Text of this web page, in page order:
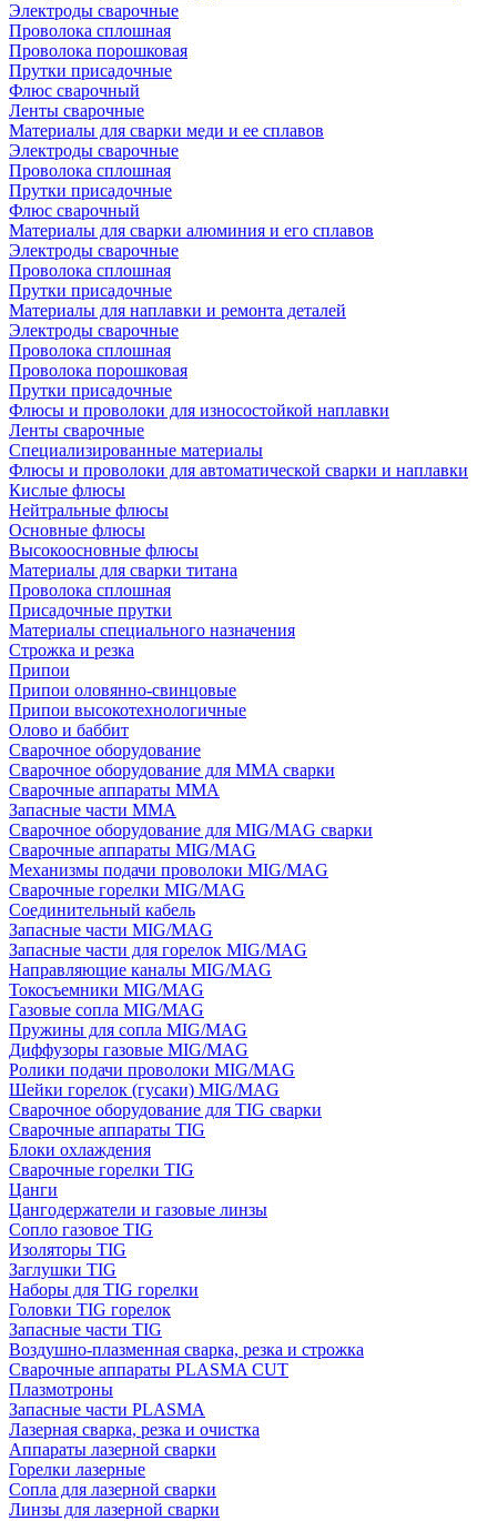
Электроды сварочные
Проволока сплошная
Проволока порошковая
Прутки присадочные
Флюс сварочный
Ленты сварочные
Материалы для сварки меди и ее сплавов
Электроды сварочные
Проволока сплошная
Прутки присадочные
Флюс сварочный
Материалы для сварки алюминия и его сплавов
Электроды сварочные
Проволока сплошная
Прутки присадочные
Материалы для наплавки и ремонта деталей
Электроды сварочные
Проволока сплошная
Проволока порошковая
Прутки присадочные
Флюсы и проволоки для износостойкой наплавки
Ленты сварочные
Специализированные материалы
Флюсы и проволоки для автоматической сварки и наплавки
Кислые флюсы
Нейтральные флюсы
Основные флюсы
Высокоосновные флюсы
Материалы для сварки титана
Проволока сплошная
Присадочные прутки
Материалы специального назначения
Строжка и резка
Припои
Припои оловянно-свинцовые
Припои высокотехнологичные
Олово и баббит
Сварочное оборудование
Сварочное оборудование для MMA сварки
Сварочные аппараты MMA
Запасные части MMA
Сварочное оборудование для MIG/MAG сварки
Сварочные аппараты MIG/MAG
Механизмы подачи проволоки MIG/MAG
Сварочные горелки MIG/MAG
Соединительный кабель
Запасные части MIG/MAG
Запасные части для горелок MIG/MAG
Направляющие каналы MIG/MAG
Токосъемники MIG/MAG
Газовые сопла MIG/MAG
Пружины для сопла MIG/MAG
Диффузоры газовые MIG/MAG
Ролики подачи проволоки MIG/MAG
Шейки горелок (гусаки) MIG/MAG
Сварочное оборудование для TIG сварки
Сварочные аппараты TIG
Блоки охлаждения
Сварочные горелки TIG
Цанги
Цангодержатели и газовые линзы
Сопло газовое TIG
Изоляторы TIG
Заглушки TIG
Наборы для TIG горелки
Головки TIG горелок
Запасные части TIG
Воздушно-плазменная сварка, резка и строжка
Сварочные аппараты PLASMA CUT
Плазмотроны
Запасные части PLASMA
Лазерная сварка, резка и очистка
Аппараты лазерной сварки
Горелки лазерные
Сопла для лазерной сварки
Линзы для лазерной сварки